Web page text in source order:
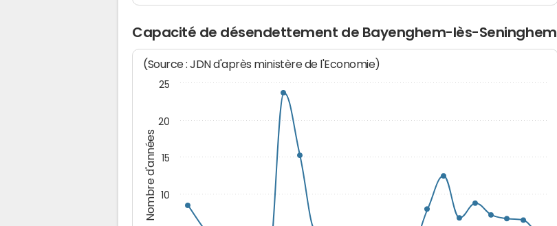
Capacité de désendettement de Bayenghem-lès-Seninghem
Nombre d'années
(Source : JDN d'après ministère de l'Economie)
10
15
20
25